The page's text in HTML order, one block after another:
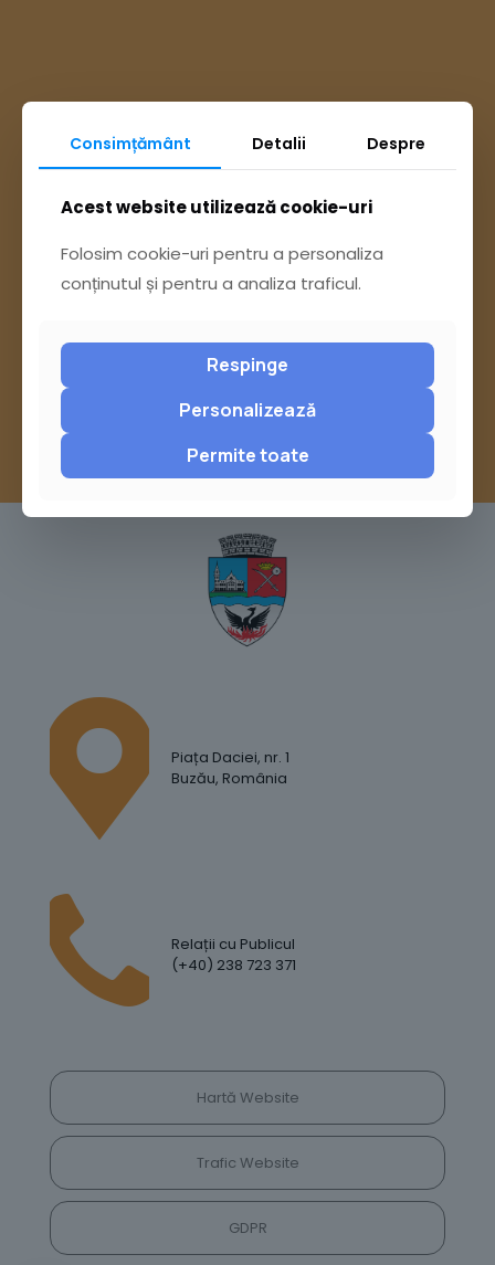
Ai întrebări? Accesează
Pagina Contact
sau trimite o sesizare pe Buzău City
Report
Piața Daciei, nr. 1
Buzău, România
Relații cu Publicul
(+40) 238 723 371
Hartă Website
Trafic Website
GDPR
Consimțământ Detalii Despre
Acest website utilizează cookie-uri
Folosim cookie-uri pentru a personaliza
conținutul și pentru a analiza traficul.
Respinge
Personalizează
Permite toate